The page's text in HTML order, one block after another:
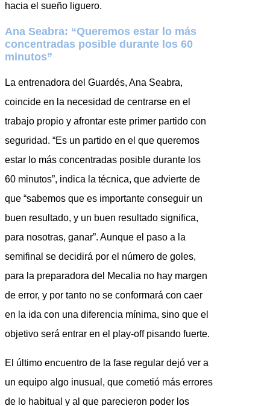
hacia el sueño liguero.
Ana Seabra: “Queremos estar lo más
concentradas posible durante los 60
minutos”
La entrenadora del Guardés, Ana Seabra,
coincide en la necesidad de centrarse en el
trabajo propio y afrontar este primer partido con
seguridad. “Es un partido en el que queremos
estar lo más concentradas posible durante los
60 minutos”, indica la técnica, que advierte de
que “sabemos que es importante conseguir un
buen resultado, y un buen resultado significa,
para nosotras, ganar”. Aunque el paso a la
semifinal se decidirá por el número de goles,
para la preparadora del Mecalia no hay margen
de error, y por tanto no se conformará con caer
en la ida con una diferencia mínima, sino que el
objetivo será entrar en el play-off pisando fuerte.
El último encuentro de la fase regular dejó ver a
un equipo algo inusual, que cometió más errores
de lo habitual y al que parecieron poder los